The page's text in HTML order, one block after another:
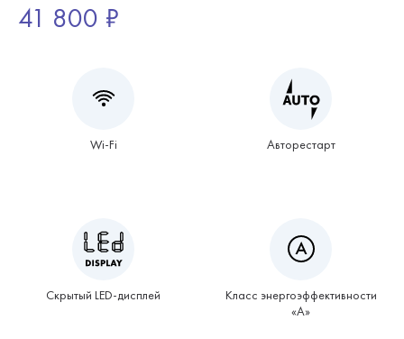
41 800 ₽
Wi-Fi Авторестарт
Скрытый LED-дисплей
Класс энергоэффективности
«А»